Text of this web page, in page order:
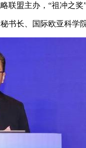
盟主办，“祖冲之奖
长、国际欧亚科学院